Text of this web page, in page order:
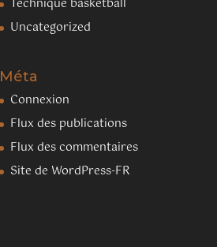
Technique basketball
Uncategorized
Méta
Connexion
Flux des publications
Flux des commentaires
Site de WordPress-FR